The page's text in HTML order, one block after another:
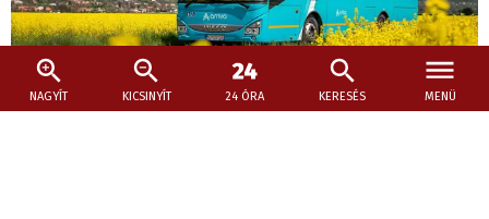
NAGYÍT KICSINYÍT 24 ÓRA KERESÉS MENÜ